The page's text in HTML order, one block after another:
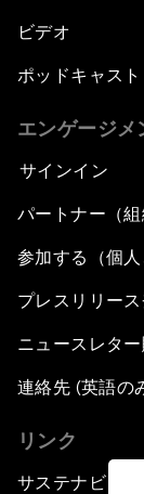
ビデオ
ポッドキャスト
エンゲージメ
サインイン
パートナー（
参加する（個人
プレスリリー
ニュースレタ
連絡先 (英語の
リンク
サステナビリテ